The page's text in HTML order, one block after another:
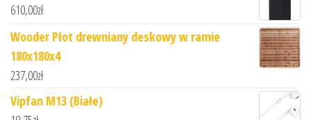
610,00zł
Wooder Płot drewniany deskowy w ramie
180x180x4
237,00zł
Vipfan M13 (Białe)